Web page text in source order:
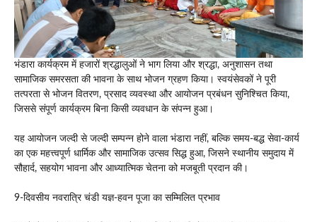
भंडारा कार्यक्रम में हजारों श्रद्धालुओं ने भाग लिया और श्रद्धा, अनुशासन तथा
सामाजिक समरसता की भावना के साथ भोजन ग्रहण किया। स्वयंसेवकों ने पूरी
तत्परता से भोजन वितरण, प्रसाद व्यवस्था और आयोजन प्रबंधन सुनिश्चित किया,
जिससे संपूर्ण कार्यक्रम बिना किसी व्यवधान के संपन्न हुआ।
यह आयोजन जल्दी से जल्दी सम्पन्न होने वाला भंडारा नहीं, बल्कि समय‑बद्ध सेवा‑कार्य
का एक महत्त्वपूर्ण धार्मिक और सामाजिक उत्सव सिद्ध हुआ, जिसने स्थानीय समुदाय में
सौहार्द, सहयोग भावना और आध्यात्मिक चेतना को मजबूती प्रदान की।
9‑दिवसीय नवरात्रि चंडी यज्ञ‑हवन पूजा का सम्मिलित प्रभाव